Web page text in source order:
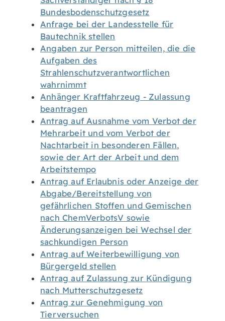
Bundesbodenschutzgesetz
Anfrage bei der Landesstelle für
Bautechnik stellen
Angaben zur Person mitteilen, die die
Aufgaben des
Strahlenschutzverantwortlichen
wahrnimmt
Anhänger Kraftfahrzeug - Zulassung
beantragen
Antrag auf Ausnahme vom Verbot der
Mehrarbeit und vom Verbot der
Nachtarbeit in besonderen Fällen,
sowie der Art der Arbeit und dem
Arbeitstempo
Antrag auf Erlaubnis oder Anzeige der
Abgabe/Bereitstellung von
gefährlichen Stoffen und Gemischen
nach ChemVerbotsV sowie
Änderungsanzeigen bei Wechsel der
sachkundigen Person
Antrag auf Weiterbewilligung von
Bürgergeld stellen
Antrag auf Zulassung zur Kündigung
nach Mutterschutzgesetz
Antrag zur Genehmigung von
Tierversuchen